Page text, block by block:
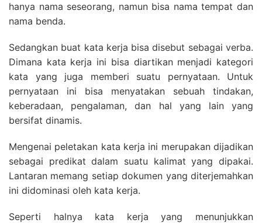
hanya nama seseorang, namun bisa nama tempat dan
nama benda.
Sedangkan buat kata kerja bisa disebut sebagai verba.
Dimana kata kerja ini bisa diartikan menjadi kategori
kata yang juga memberi suatu pernyataan. Untuk
pernyataan ini bisa menyatakan sebuah tindakan,
keberadaan, pengalaman, dan hal yang lain yang
bersifat dinamis.
Mengenai peletakan kata kerja ini merupakan dijadikan
sebagai predikat dalam suatu kalimat yang dipakai.
Lantaran memang setiap dokumen yang diterjemahkan
ini didominasi oleh kata kerja.
Seperti halnya kata kerja yang menunjukkan